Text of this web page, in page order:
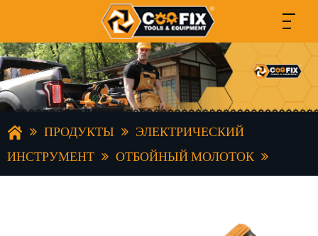
ПРОДУКТЫ
ЭЛЕКТРИЧЕСКИЙ
ИНСТРУМЕНТ
ОТБОЙНЫЙ МОЛОТОК